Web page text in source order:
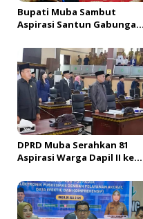
Bupati Muba Sambut
Aspirasi Santun Gabungan
Muba Bersatu
DPRD Muba Serahkan 81
Aspirasi Warga Dapil II ke
Himpun Usulan Terbanyak